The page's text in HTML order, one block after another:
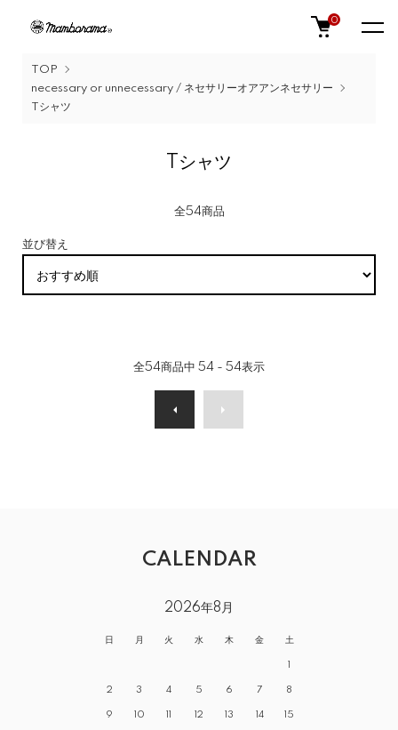
0
TOP
necessary or unnecessary / ネセサリーオアアンネセサリー
Tシャツ
Tシャツ
全54商品
並び替え
全54商品中 54 - 54表示
CALENDAR
2026年8月
日 月 火 水 木 金 土
1
2 3 4 5 6 7 8
9 10 11 12 13 14 15